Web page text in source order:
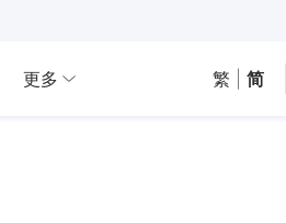
更多 繁 简